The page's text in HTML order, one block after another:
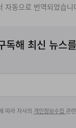
몬드 니트 메시 베
구성을 확보하는
한층 부각한다. 실
식 몰디드 “N” 로
넉하고 볼드한 청
자동으로 번역되었습니
독해 최신 뉴스
따라 자사의 개인정보수집 관련